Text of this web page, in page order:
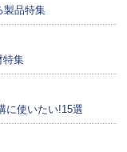
製品特集
特集
に使いたい!15選